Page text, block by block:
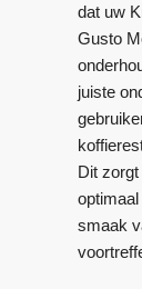
dat uw
Gusto
juiste
Dit
smaak